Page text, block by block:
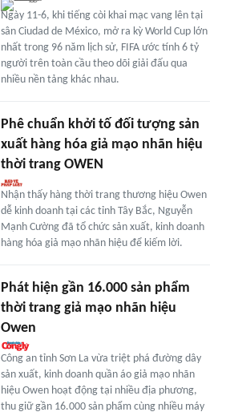
Ngày 11-6, khi tiếng còi khai mạc vang lên tại
sân Ciudad de México, mở ra kỳ World Cup lớn
nhất trong 96 năm lịch sử, FIFA ước tính 6 tỷ
người trên toàn cầu theo dõi giải đấu qua
nhiều nền tảng khác nhau.
Phê chuẩn khởi tố đối tượng sản
xuất hàng hóa giả mạo nhãn hiệu
thời trang OWEN
Nhận thấy hàng thời trang thương hiệu Owen
dễ kinh doanh tại các tỉnh Tây Bắc, Nguyễn
Mạnh Cường đã tổ chức sản xuất, kinh doanh
hàng hóa giả mạo nhãn hiệu để kiếm lời.
Phát hiện gần 16.000 sản phẩm
thời trang giả mạo nhãn hiệu
Owen
Công an tỉnh Sơn La vừa triệt phá đường dây
sản xuất, kinh doanh quần áo giả mạo nhãn
hiệu Owen hoạt động tại nhiều địa phương,
thu giữ gần 16.000 sản phẩm cùng nhiều máy